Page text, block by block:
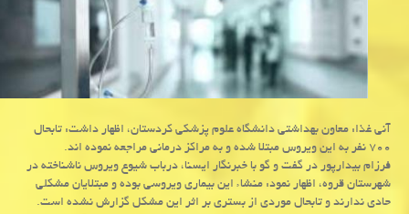
آنی غذا: معاون بهداشتی دانشگاه علوم پزشكی كردستان، اظهار داشت: تابحال
۷۰۰ نفر به این ویروس مبتلا شده و به مراكز درمانی مراجعه نموده اند.
فرزام بیدارپور در گفت و گو با خبرنگار ایسنا، درباب شیوع ویروس ناشناخته در
شهرستان قروه، اظهار نمود: منشاء این بیماری ویروسی بوده و مبتلایان مشكلی
حادی ندارند و تابحال موردی از بستری بر اثر این مشكل گزارش نشده است.